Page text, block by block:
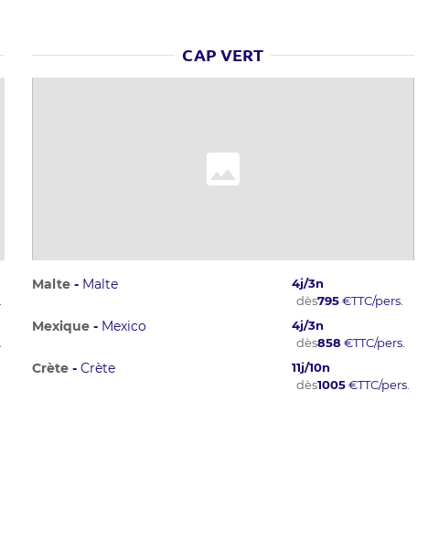
CAP VERT
Malte - Malte 4j/3n
dès795€TTC/pers.
Mexique - Mexico 4j/3n
dès858 €TTC/pers.
Crète - Crète 11j/10n
dès1005€TTC/pers.